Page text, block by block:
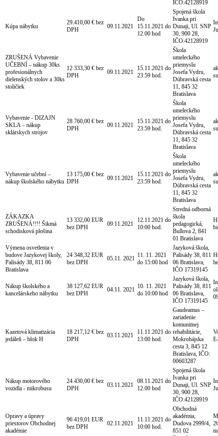
IČO:42128919
Kúpa nábytku
29.410,00 € bez
DPH
09.11.2021
Do
15.11.2021 do
12.00 hod
Spojená škola
Ivanka pri
Dunaji, Ul. SNP
30, 900 28,
IČO:42128919
ZRUŠENÁ Vybavenie
UČEBNÍ – nákup 30ks
profesionálnych
dielenských stolov a 30ks
stoličiek
12 333,30 € bez
DPH
09.11.2021
15.11.2021 do
23:59 hod.
Škola
umeleckého
priemyslu
Josefa Vydru,
Dúbravská cesta
11, 845 32
Bratislava
Vybavenie - DIZAJN
SKLA – nákup
sklárskych strojov
28 760,00 € bez
DPH
09.11.2021
15.11.2021 do
23:59 hod.
Škola
umeleckého
priemyslu
Josefa Vydru,
Dúbravská cesta
11, 845 32
Bratislava
Vybavenie učební –
nákup školského nábytku
13 175,00 € bez
DPH
09.11.2021
15.11.2021 do
23:59 hod.
Škola
umeleckého
priemyslu
Josefa Vydru,
Dúbravská cesta
11, 845 32
Bratislava
ZÁKAZKA
ZRUŠENÁ!!!! Šikmá
schodisková plošina
13 332,00 EUR
bez DPH
09.11.2021
12.11.2021 do
10:00 hod.
Stredná odborná
škola
pedagogická,
Bullova 2, 841
01 Bratislava
Výmena osvetlenia v
budove Jazykovej školy,
Palisády 38, 811 06
Bratislava
24 348,32 EUR
bez DPH
05.11. 2021 11. 11. 2021
do 15:00 hod
Jazyková škola,
Palisády 38, 811
06 Bratislava,
IČO 17319145
Nákup školského a
kancelárskeho nábytku
38 127,62 EUR
bez DPH
04.11. 2021 10. 11. 2021
do 10:00 hod
Jazyková škola,
Palisády 38, 811
06 Bratislava,
IČO 17319145
Kazetová klimatizácia
jedáleň – blok H
18 217,12 € bez
DPH
03.11.2021
11.11.2021 do
13:00 hod.
Gaudeamus –
zariadenie
komunitnej
rehabilitácie,
Mokrohájska
cesta 3, 845 12
Bratislava, IČO:
00603287
Nákup motorového
vozidla - mikrobusu
24.430,00 € bez
DPH
03.11.2021
08.11.2021 do
12.00 hod
Spojená škola
Ivanka pri
Dunaji, Ul. SNP
30, 900 28,
IČO:42128919
Opravy a úpravy
priestorov Obchodnej
akadémie
96 419,01 EUR
bez DPH
02.11.2021
11.11.2021 do
10:00 hod.
Obchodná
akadémia,
Dudova 2999/4,
851 02